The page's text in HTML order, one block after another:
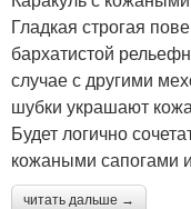
Гладкая строгая
бархатистой
случае с другими
шубки украшают
Будет логично
кожаными сапогами
читать дальше →